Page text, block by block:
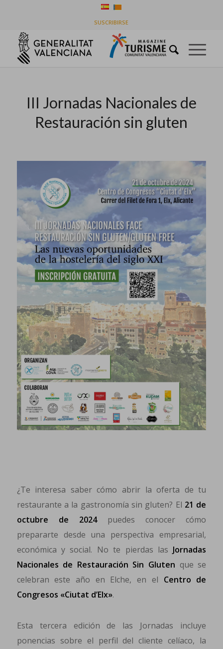
SUSCRIBIRSE
III Jornadas Nacionales de Restauración sin gluten
III Jornadas Nacionales de
Restauración sin gluten
¿Te interesa saber cómo abrir la oferta de tu
restaurante a la gastronomía sin gluten? El 21 de
octubre de 2024puedes conocer cómo
prepararte desde una perspectiva empresarial,
económica y social. No te pierdas las Jornadas
Nacionales de Restauración Sin Gluten que se
celebran este año en Elche, en el Centro de
Congresos «Ciutat d’Elx».
Esta tercera edición de las Jornadas incluye
ponencias sobre el perfil del cliente celíaco, la